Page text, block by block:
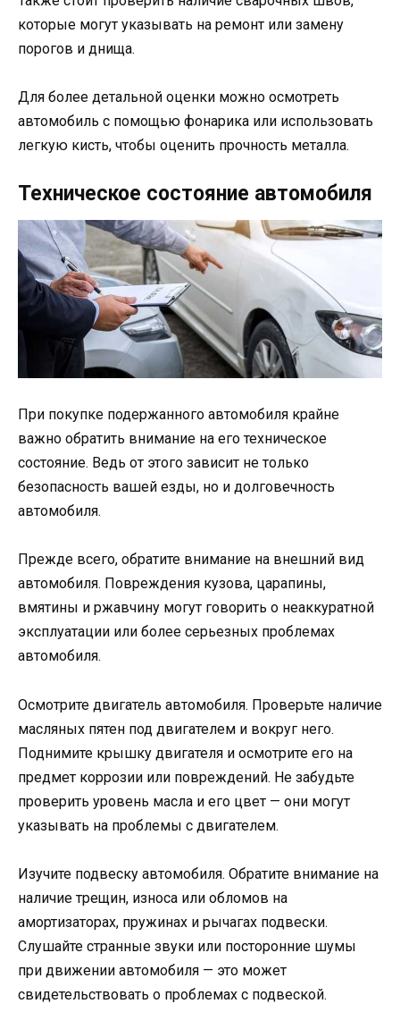
которые могут указывать на ремонт или замену
порогов и днища.
Для более детальной оценки можно осмотреть
автомобиль с помощью фонарика или использовать
легкую кисть, чтобы оценить прочность металла.
Техническое состояние автомобиля
При покупке подержанного автомобиля крайне
важно обратить внимание на его техническое
состояние. Ведь от этого зависит не только
безопасность вашей езды, но и долговечность
автомобиля.
Прежде всего, обратите внимание на внешний вид
автомобиля. Повреждения кузова, царапины,
вмятины и ржавчину могут говорить о неаккуратной
эксплуатации или более серьезных проблемах
автомобиля.
Осмотрите двигатель автомобиля. Проверьте наличие
масляных пятен под двигателем и вокруг него.
Поднимите крышку двигателя и осмотрите его на
предмет коррозии или повреждений. Не забудьте
проверить уровень масла и его цвет — они могут
указывать на проблемы с двигателем.
Изучите подвеску автомобиля. Обратите внимание на
наличие трещин, износа или обломов на
амортизаторах, пружинах и рычагах подвески.
Слушайте странные звуки или посторонние шумы
при движении автомобиля — это может
свидетельствовать о проблемах с подвеской.